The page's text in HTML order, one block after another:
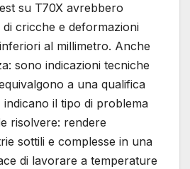
su T70X avrebbero
cricche e deformazioni
al millimetro. Anche
sono indicazioni tecniche
a una qualifica
il tipo di problema
risolvere: rendere
sottili e complesse in una
di lavorare a temperature